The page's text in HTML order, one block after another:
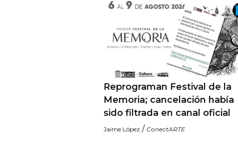
Reprograman Festival de la
Memoria; cancelación había
sido filtrada en canal oficial
Jaime López / ConectARTE